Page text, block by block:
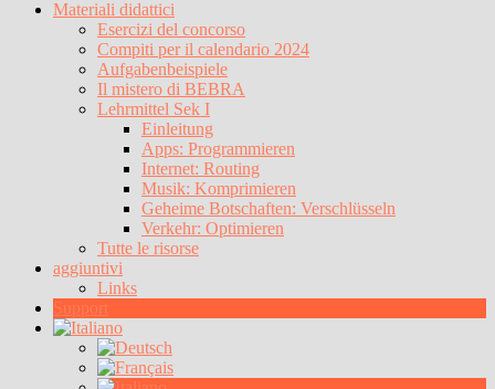
Materiali didattici
Esercizi del concorso
Compiti per il calendario 2024
Aufgabenbeispiele
Il mistero di BEBRA
Lehrmittel Sek I
Einleitung
Apps: Programmieren
Internet: Routing
Musik: Komprimieren
Geheime Botschaften: Verschlüsseln
Verkehr: Optimieren
Tutte le risorse
aggiuntivi
Links
Support